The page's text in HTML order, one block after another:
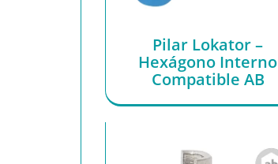
Pilar Lokator –
Hexágono Interno
Compatible AB